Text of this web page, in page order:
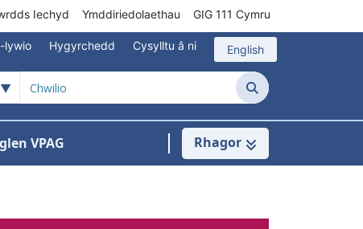
Iechyd Ymddiriedolaethau GIG 111 Cymru
lywio Hygyrchedd Cysylltu â ni English
Chwilio
isddewislen ar gyfer Optimeiddio a
VPAG Rhagor